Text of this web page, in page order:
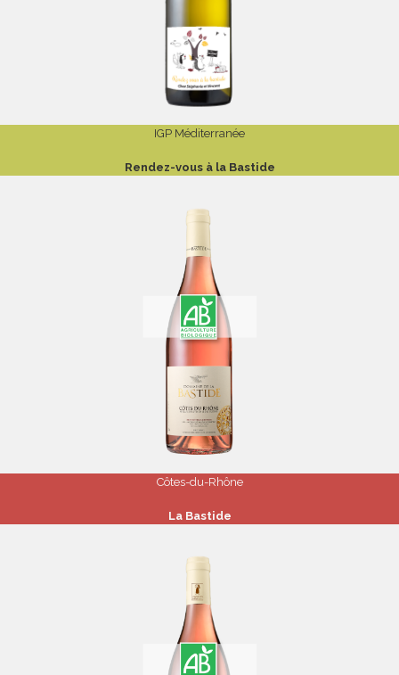
IGP Méditerranée
Rendez-vous à la Bastide
Côtes-du-Rhône
La Bastide